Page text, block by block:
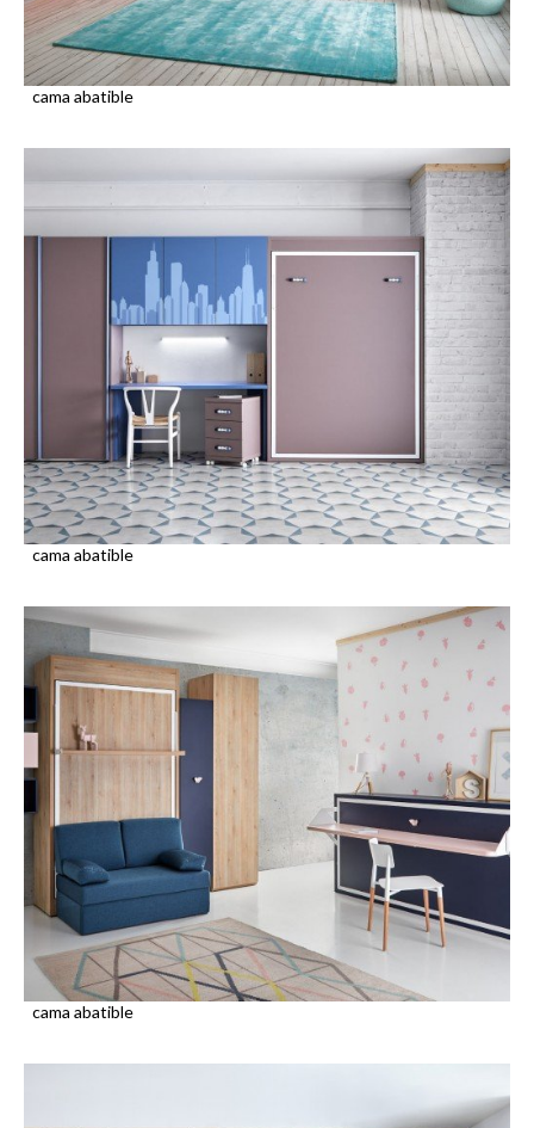
cama abatible
cama abatible
cama abatible